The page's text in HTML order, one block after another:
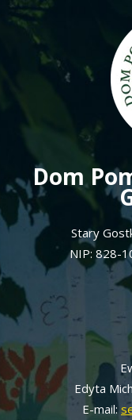
Dom
Stary
NIP: 828-
Edyta
E-mail: